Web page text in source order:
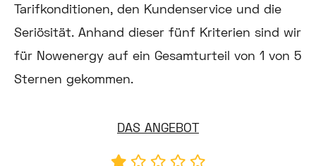
Tarifkonditionen, den Kundenservice und die
Seriösität. Anhand dieser fünf Kriterien sind wir
für Nowenergy auf ein Gesamturteil von 1 von 5
Sternen gekommen.
DAS ANGEBOT